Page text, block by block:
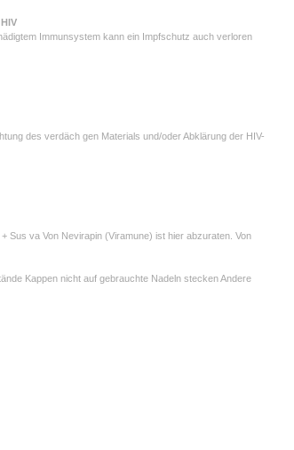
Immunsystem kann ein Impfschutz auch verloren
des verdäch gen Materials und/oder Abklärung der HIV-
Sus va Von Nevirapin (Viramune) ist hier abzuraten. Von
Kappen nicht auf gebrauchte Nadeln stecken Andere